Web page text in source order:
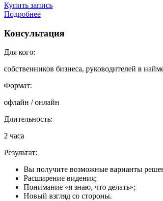
Купить запись
Подробнее
Консультация
Для кого:
собственников бизнеса, руководителей в
Формат:
офлайн / онлайн
Длительность:
2 часа
Результат:
Вы получите возможные варианты
Расширение видения;
Понимание «я знаю, что делать»;
Новый взгляд со стороны.